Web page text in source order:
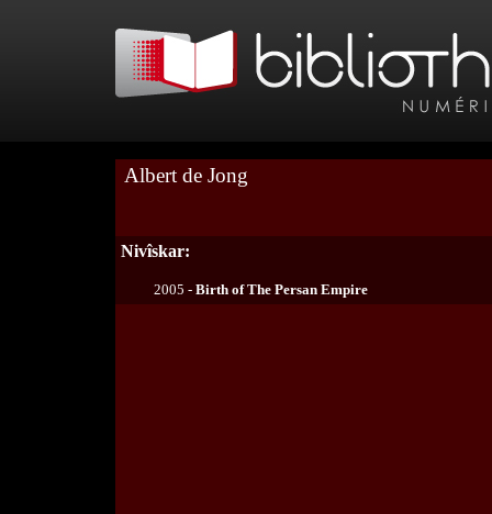
Albert de Jong
Nivîskar:
2005 - Birth of The Persan Empire